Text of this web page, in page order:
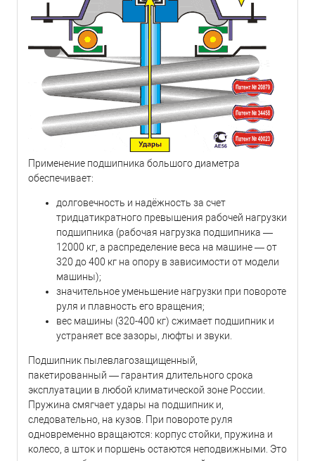
Применение подшипника большого диаметра
обеспечивает:
долговечность и надёжность за счет
тридцатикратного превышения рабочей нагрузки
подшипника (рабочая нагрузка подшипника —
12000 кг, а распределение веса на машине — от
320 до 400 кг на опору в зависимости от модели
машины);
значительное уменьшение нагрузки при повороте
руля и плавность его вращения;
вес машины (320-400 кг) сжимает подшипник и
устраняет все зазоры, люфты и звуки.
Подшипник пылевлагозащищенный,
пакетированный — гарантия длительного срока
эксплуатации в любой климатической зоне России.
Пружина смягчает удары на подшипник и,
следовательно, на кузов. При повороте руля
одновременно вращаются: корпус стойки, пружина и
колесо, а шток и поршень остаются неподвижными. Это